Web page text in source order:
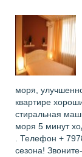
моря,
квартире
стиральная
моря 5 минут
. Телефон +
сезона!